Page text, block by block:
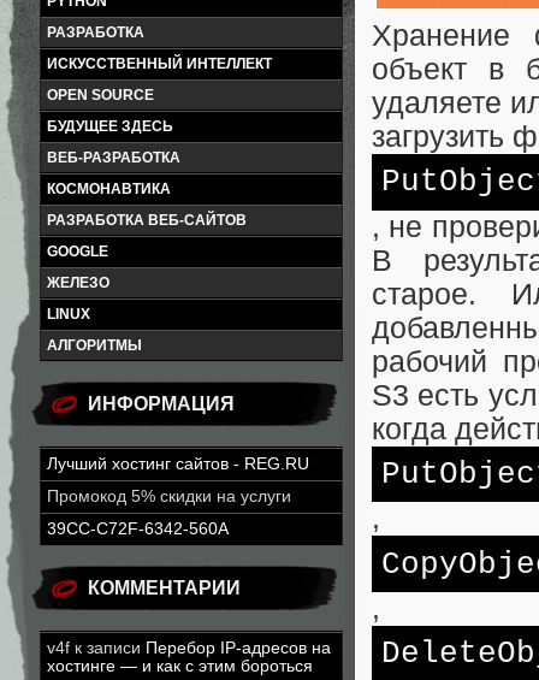
РАЗРАБОТКА
ИСКУССТВЕННЫЙ ИНТЕЛЛЕКТ
OPEN SOURCE
БУДУЩЕЕ ЗДЕСЬ
ВЕБ-РАЗРАБОТКА
КОСМОНАВТИКА
РАЗРАБОТКА ВЕБ-САЙТОВ
GOOGLE
ЖЕЛЕЗО
LINUX
АЛГОРИТМЫ
ИНФОРМАЦИЯ
Лучший хостинг сайтов - REG.RU
Промокод 5% скидки на услуги
39CC-C72F-6342-560A
КОММЕНТАРИИ
v4f к записи Перебор IP-адресов на
хостинге — и как с этим бороться
Хранение
объект в
удаляете
загрузить
, не
В
старое.
рабочий
S3 есть
когда
,
,